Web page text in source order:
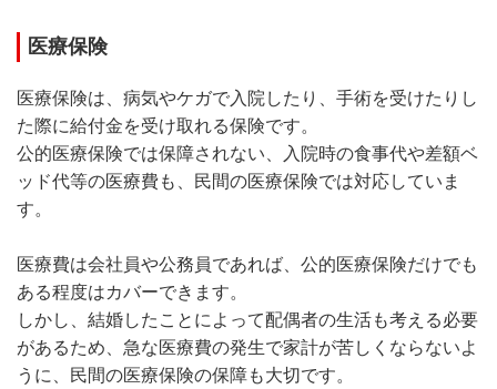
医療保険
医療保険は、病気やケガで入院したり、手術を受けたりし
た際に給付金を受け取れる保険です。
公的医療保険では保障されない、入院時の食事代や差額ベ
ッド代等の医療費も、民間の医療保険では対応していま
す。
医療費は会社員や公務員であれば、公的医療保険だけでも
ある程度はカバーできます。
しかし、結婚したことによって配偶者の生活も考える必要
があるため、急な医療費の発生で家計が苦しくならないよ
うに、民間の医療保険の保障も大切です。